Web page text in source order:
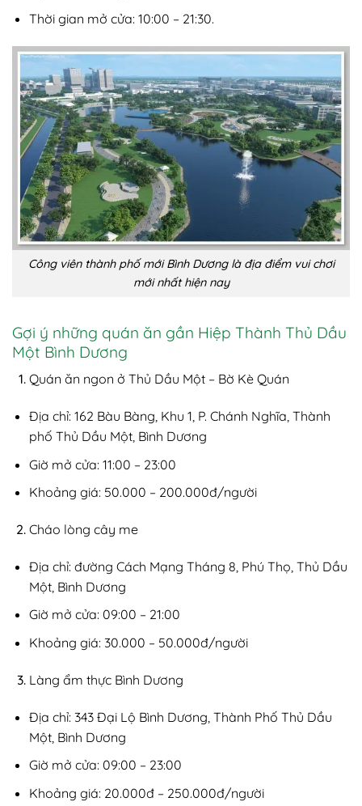
Thời gian mở cửa: 10:00 – 21:30.
Công viên thành phố mới Bình Dương là địa điểm vui chơi
mới nhất hiện nay
Gợi ý những quán ăn gần Hiệp Thành Thủ Dầu
Một Bình Dương
Quán ăn ngon ở Thủ Dầu Một – Bờ Kè Quán
Địa chỉ: 162 Bàu Bàng, Khu 1, P. Chánh Nghĩa, Thành
phố Thủ Dầu Một, Bình Dương
Giờ mở cửa: 11:00 – 23:00
Khoảng giá: 50.000 – 200.000đ/người
Cháo lòng cây me
Địa chỉ: đường Cách Mạng Tháng 8, Phú Thọ, Thủ Dầu
Một, Bình Dương
Giờ mở cửa: 09:00 – 21:00
Khoảng giá: 30.000 – 50.000đ/người
Làng ẩm thực Bình Dương
Địa chỉ: 343 Đại Lộ Bình Dương, Thành Phố Thủ Dầu
Một, Bình Dương
Giờ mở cửa: 09:00 – 23:00
Khoảng giá: 20.000đ – 250.000đ/người